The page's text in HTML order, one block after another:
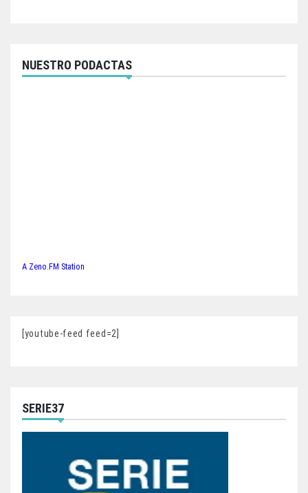
NUESTRO PODACTAS
A Zeno.FM Station
[youtube-feed feed=2]
SERIE37